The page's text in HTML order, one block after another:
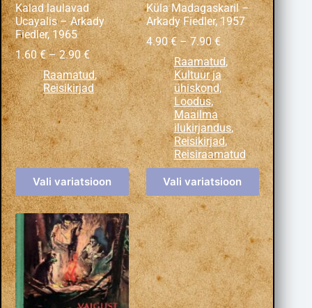
Kalad laulavad
Ucayalis – Arkady
Fiedler, 1965
1.60€ – 2.90€
Raamatud,
Reisikirjad
Vali variatsioon
Küla Madagaskaril –
Arkady Fiedler, 1957
4.90€ – 7.90€
Raamatud,
Kultuur ja
ühiskond,
Loodus,
Maailma
ilukirjandus,
Reisikirjad,
Reisiraamatud
Vali variatsioon